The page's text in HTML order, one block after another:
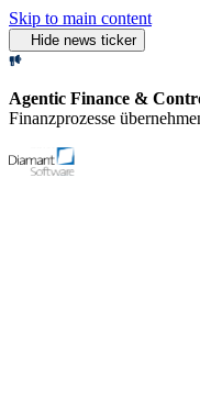
Skip to main content
Hide news ticker
Agentic Finance &
Finanzprozesse